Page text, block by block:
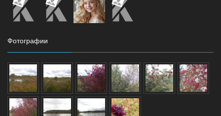
Фотографии